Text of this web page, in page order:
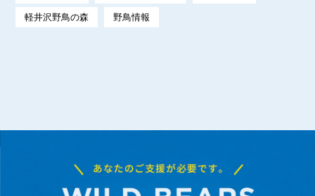
軽井沢野鳥の森 野鳥情報